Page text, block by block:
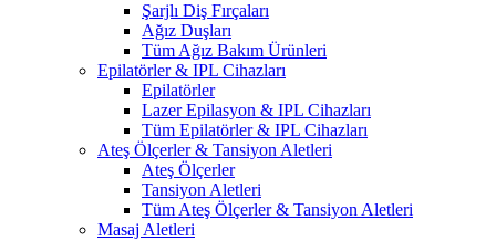
Şarjlı Diş Fırçaları
Ağız Duşları
Tüm Ağız Bakım Ürünleri
Epilatörler & IPL Cihazları
Epilatörler
Lazer Epilasyon & IPL Cihazları
Tüm Epilatörler & IPL Cihazları
Ateş Ölçerler & Tansiyon Aletleri
Ateş Ölçerler
Tansiyon Aletleri
Tüm Ateş Ölçerler & Tansiyon Aletleri
Masaj Aletleri